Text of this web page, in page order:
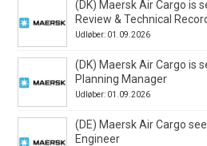
(DK) Maersk Air Cargo is
Review & Technical
Udløber: 01.09.2026
(DK) Maersk Air Cargo is
Planning Manager
Udløber: 01.09.2026
(DE) Maersk Air Cargo
Engineer